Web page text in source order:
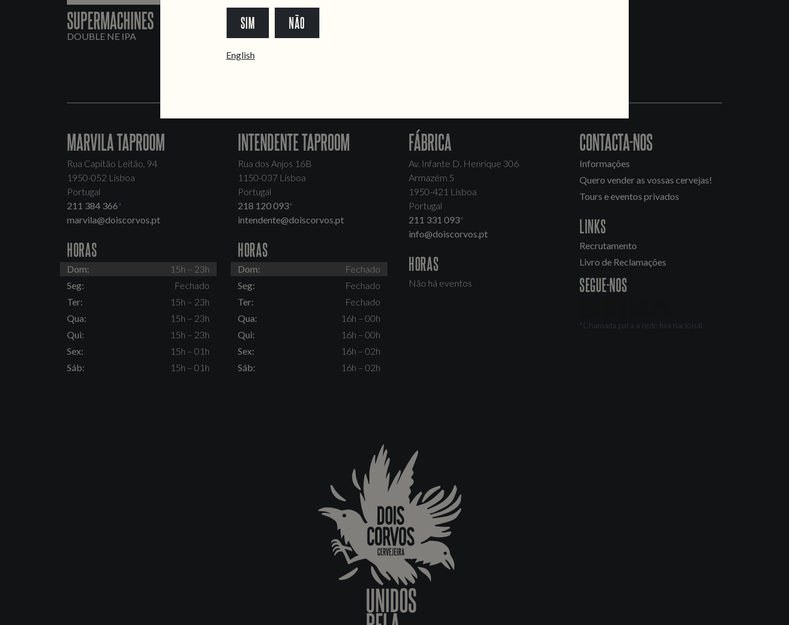
SUPERMACHINES
DOUBLE NE IPA
MARVILA TAPROOM
Rua Capitão Leitão, 94
1950-052 Lisboa
Portugal
211 384 366*
marvila@doiscorvos.pt
HORAS
Dom:
15h – 23h
Seg:
Fechado
Ter:
15h – 23h
Qua:
15h – 23h
Qui:
15h – 23h
Sex:
15h – 01h
Sáb:
15h – 01h
INTENDENTE TAPROOM
Rua dos Anjos 16B
1150-037 Lisboa
Portugal
218 120 093*
intendente@doiscorvos.pt
HORAS
Dom:
Fechado
Seg:
Fechado
Ter:
Fechado
Qua:
16h – 00h
Qui:
16h – 00h
Sex:
16h – 02h
Sáb:
16h – 02h
FÁBRICA
Av. Infante D. Henrique 306
Armazém 5
1950-421 Lisboa
Portugal
211 331 093*
info@doiscorvos.pt
HORAS
Não há eventos
CONTACTA-NOS
Informações
Quero vender as vossas cervejas!
Tours e eventos privados
LINKS
Recrutamento
Livro de Reclamações
SEGUE-NOS
*Chamada para a rede fixa nacional
UNIDOS
SIM NÃO
English